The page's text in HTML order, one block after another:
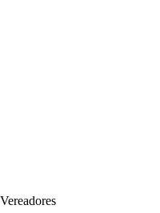
Vereadores